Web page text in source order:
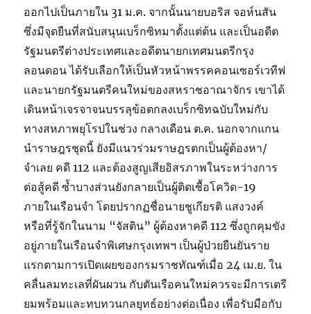
ออกไปเป็นภายใน 31 ม.ค. จากนั้นนายบอริส จอห์นสัน
ซึ่งมีจุดยืนที่สนับสนุนเบร็กซิทมาตั้งแต่ต้น และเป็นอดีต
รัฐมนตรีต่างประเทศและอดีตนายกเทศมนตรีกรุง
ลอนดอน ได้รับเลือกให้เป็นหัวหน้าพรรคคอนเซอร์เวทีฟ
และนายกรัฐมนตรีคนใหม่ของสหราชอาณาจักร เขาได้
เดินหน้าเจรจาจนบรรลุข้อตกลงเบร็กซิทฉบับใหม่กับ
ทางสหภาพยุโรปในช่วง กลางเดือน ต.ค. นอกจากแกน
นำราษฎรชุดนี้ ยังมีแนวร่วมราษฎรตกเป็นผู้ต้องหา/
จำเลย คดี 112 และต้องสูญเสียอิสรภาพในระหว่างการ
ต่อสู้คดี ซ้ำบางส่วนยังกลายเป็นผู้ติดเชื้อโควิด-19
ภายในเรือนจำ โดยปรากฏชื่อนายชูเกียรติ แสงวงค์
หรือที่รู้จักในนาม “จัสติน” ผู้ต้องหาคดี 112 ซึ่งถูกคุมขัง
อยู่ภายในเรือนจำพิเศษกรุงเทพฯ เป็นผู้ป่วยยืนยันราย
แรกตามการเปิดเผยของกรมราชทัณฑ์เมื่อ 24 เม.ย. ใน
คลื่นลมทะเลที่ผันผวน กับตันเรือคนใหม่ควรจะมีการเตรี
ยมพร้อมและทบทวนกลยุทธ์อย่างต่อเนื่อง เพื่อรับมือกับ